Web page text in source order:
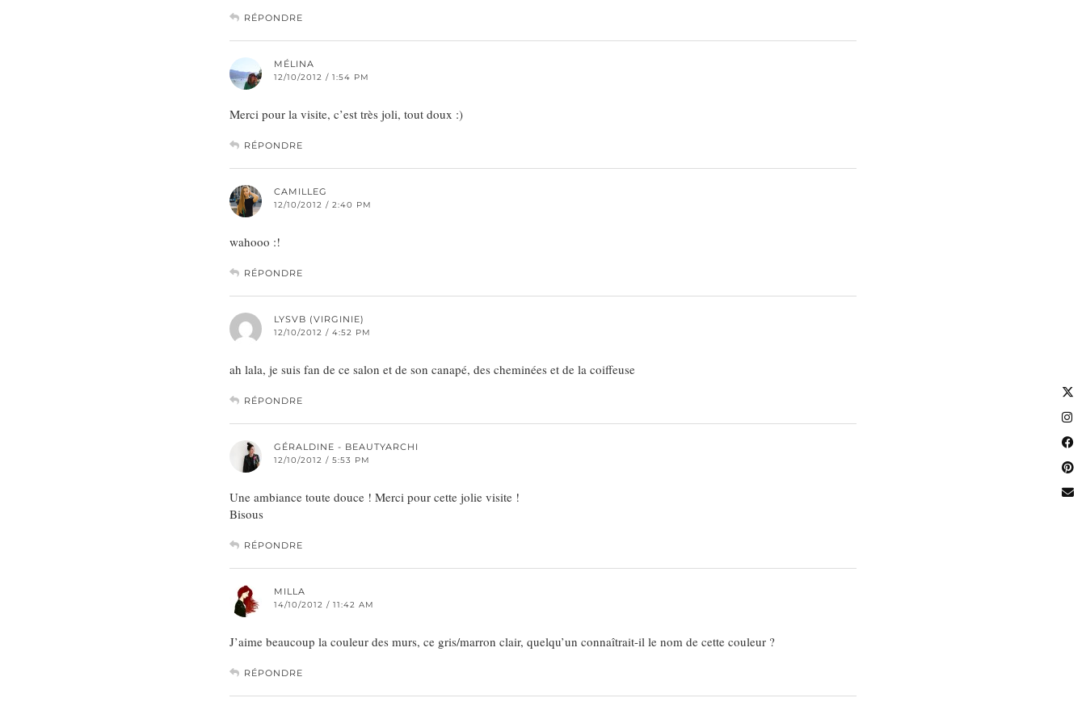
RÉPONDRE
MÉLINA
12/10/2012 / 1:54 PM
Merci pour la visite, c’est très joli, tout doux :)
RÉPONDRE
CAMILLEG
12/10/2012 / 2:40 PM
wahooo :!
RÉPONDRE
LYSVB (VIRGINIE)
12/10/2012 / 4:52 PM
ah lala, je suis fan de ce salon et de son canapé, des cheminées et de la coiffeuse
RÉPONDRE
GÉRALDINE - BEAUTYARCHI
12/10/2012 / 5:53 PM
Une ambiance toute douce ! Merci pour cette jolie visite !
Bisous
RÉPONDRE
MILLA
14/10/2012 / 11:42 AM
J’aime beaucoup la couleur des murs, ce gris/marron clair, quelqu’un connaîtrait-il le nom de cette couleur ?
RÉPONDRE